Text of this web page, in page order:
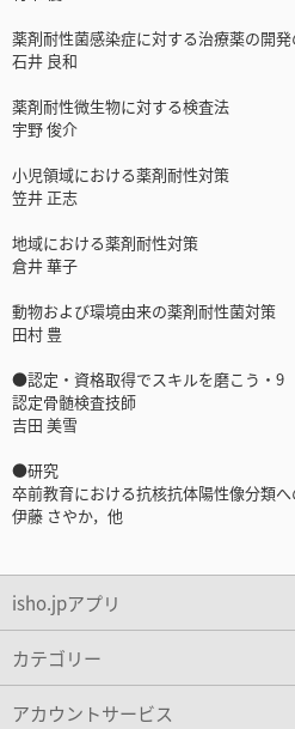
薬剤耐性菌感染症に対する治療薬の開発
石井 良和
薬剤耐性微生物に対する検査法
宇野 俊介
小児領域における薬剤耐性対策
笠井 正志
地域における薬剤耐性対策
倉井 華子
動物および環境由来の薬剤耐性菌対策
田村 豊
●認定・資格取得でスキルを磨こう・9
認定骨髄検査技師
吉田 美雪
●研究
卒前教育における抗核抗体陽性像分類
伊藤 さやか，他
isho.jpアプリ
カテゴリー
アカウントサービス